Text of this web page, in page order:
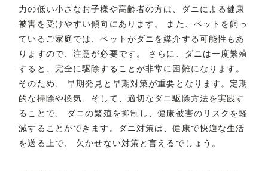
力の低い小さなお子様や高齢者の方は、ダニによる健康
被害を受けやすい傾向にあります。 また、ペットを飼っ
ているご家庭では、ペットがダニを媒介する可能性もあ
りますので、注意が必要です。 さらに、ダニは一度繁殖
すると、完全に駆除することが非常に困難になります。
そのため、 早期発見と早期対策が重要となります。定期
的な掃除や換気、そして、適切なダニ駆除方法を実践す
ることで、 ダニの繁殖を抑制し、健康被害のリスクを軽
減することができます。ダニ対策は、健康で快適な生活
を送る上で、 欠かせない対策と言えるでしょう。